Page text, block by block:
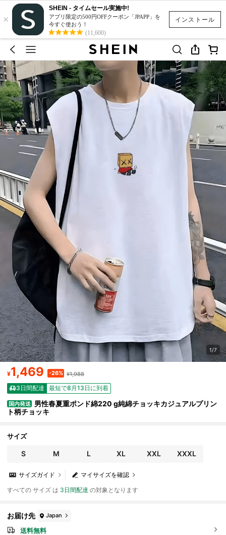
インストール
×
SHEIN - タイムセール実施中!
アプリ限定の500円OFFクーポン「JPAPP」を
今すぐ使おう！
(11,600)
1/7
¥1,469 -26% ¥1,988
3日間配達 最短で8月13日に到着
国内発送 男性春夏重ポンド綿220 g純綿チョッキカジュアルプリン
ト柄チョッキ
サイズ
S M L XL XXL XXXL
マイサイズを確認
サイズガイド
すべての サイズ は 3日間配達 の対象となります
お届け先 Japan
送料無料